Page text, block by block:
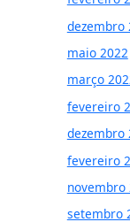
dezembro
maio 2022
março
fevereiro
dezembro
fevereiro
novembro
setembro